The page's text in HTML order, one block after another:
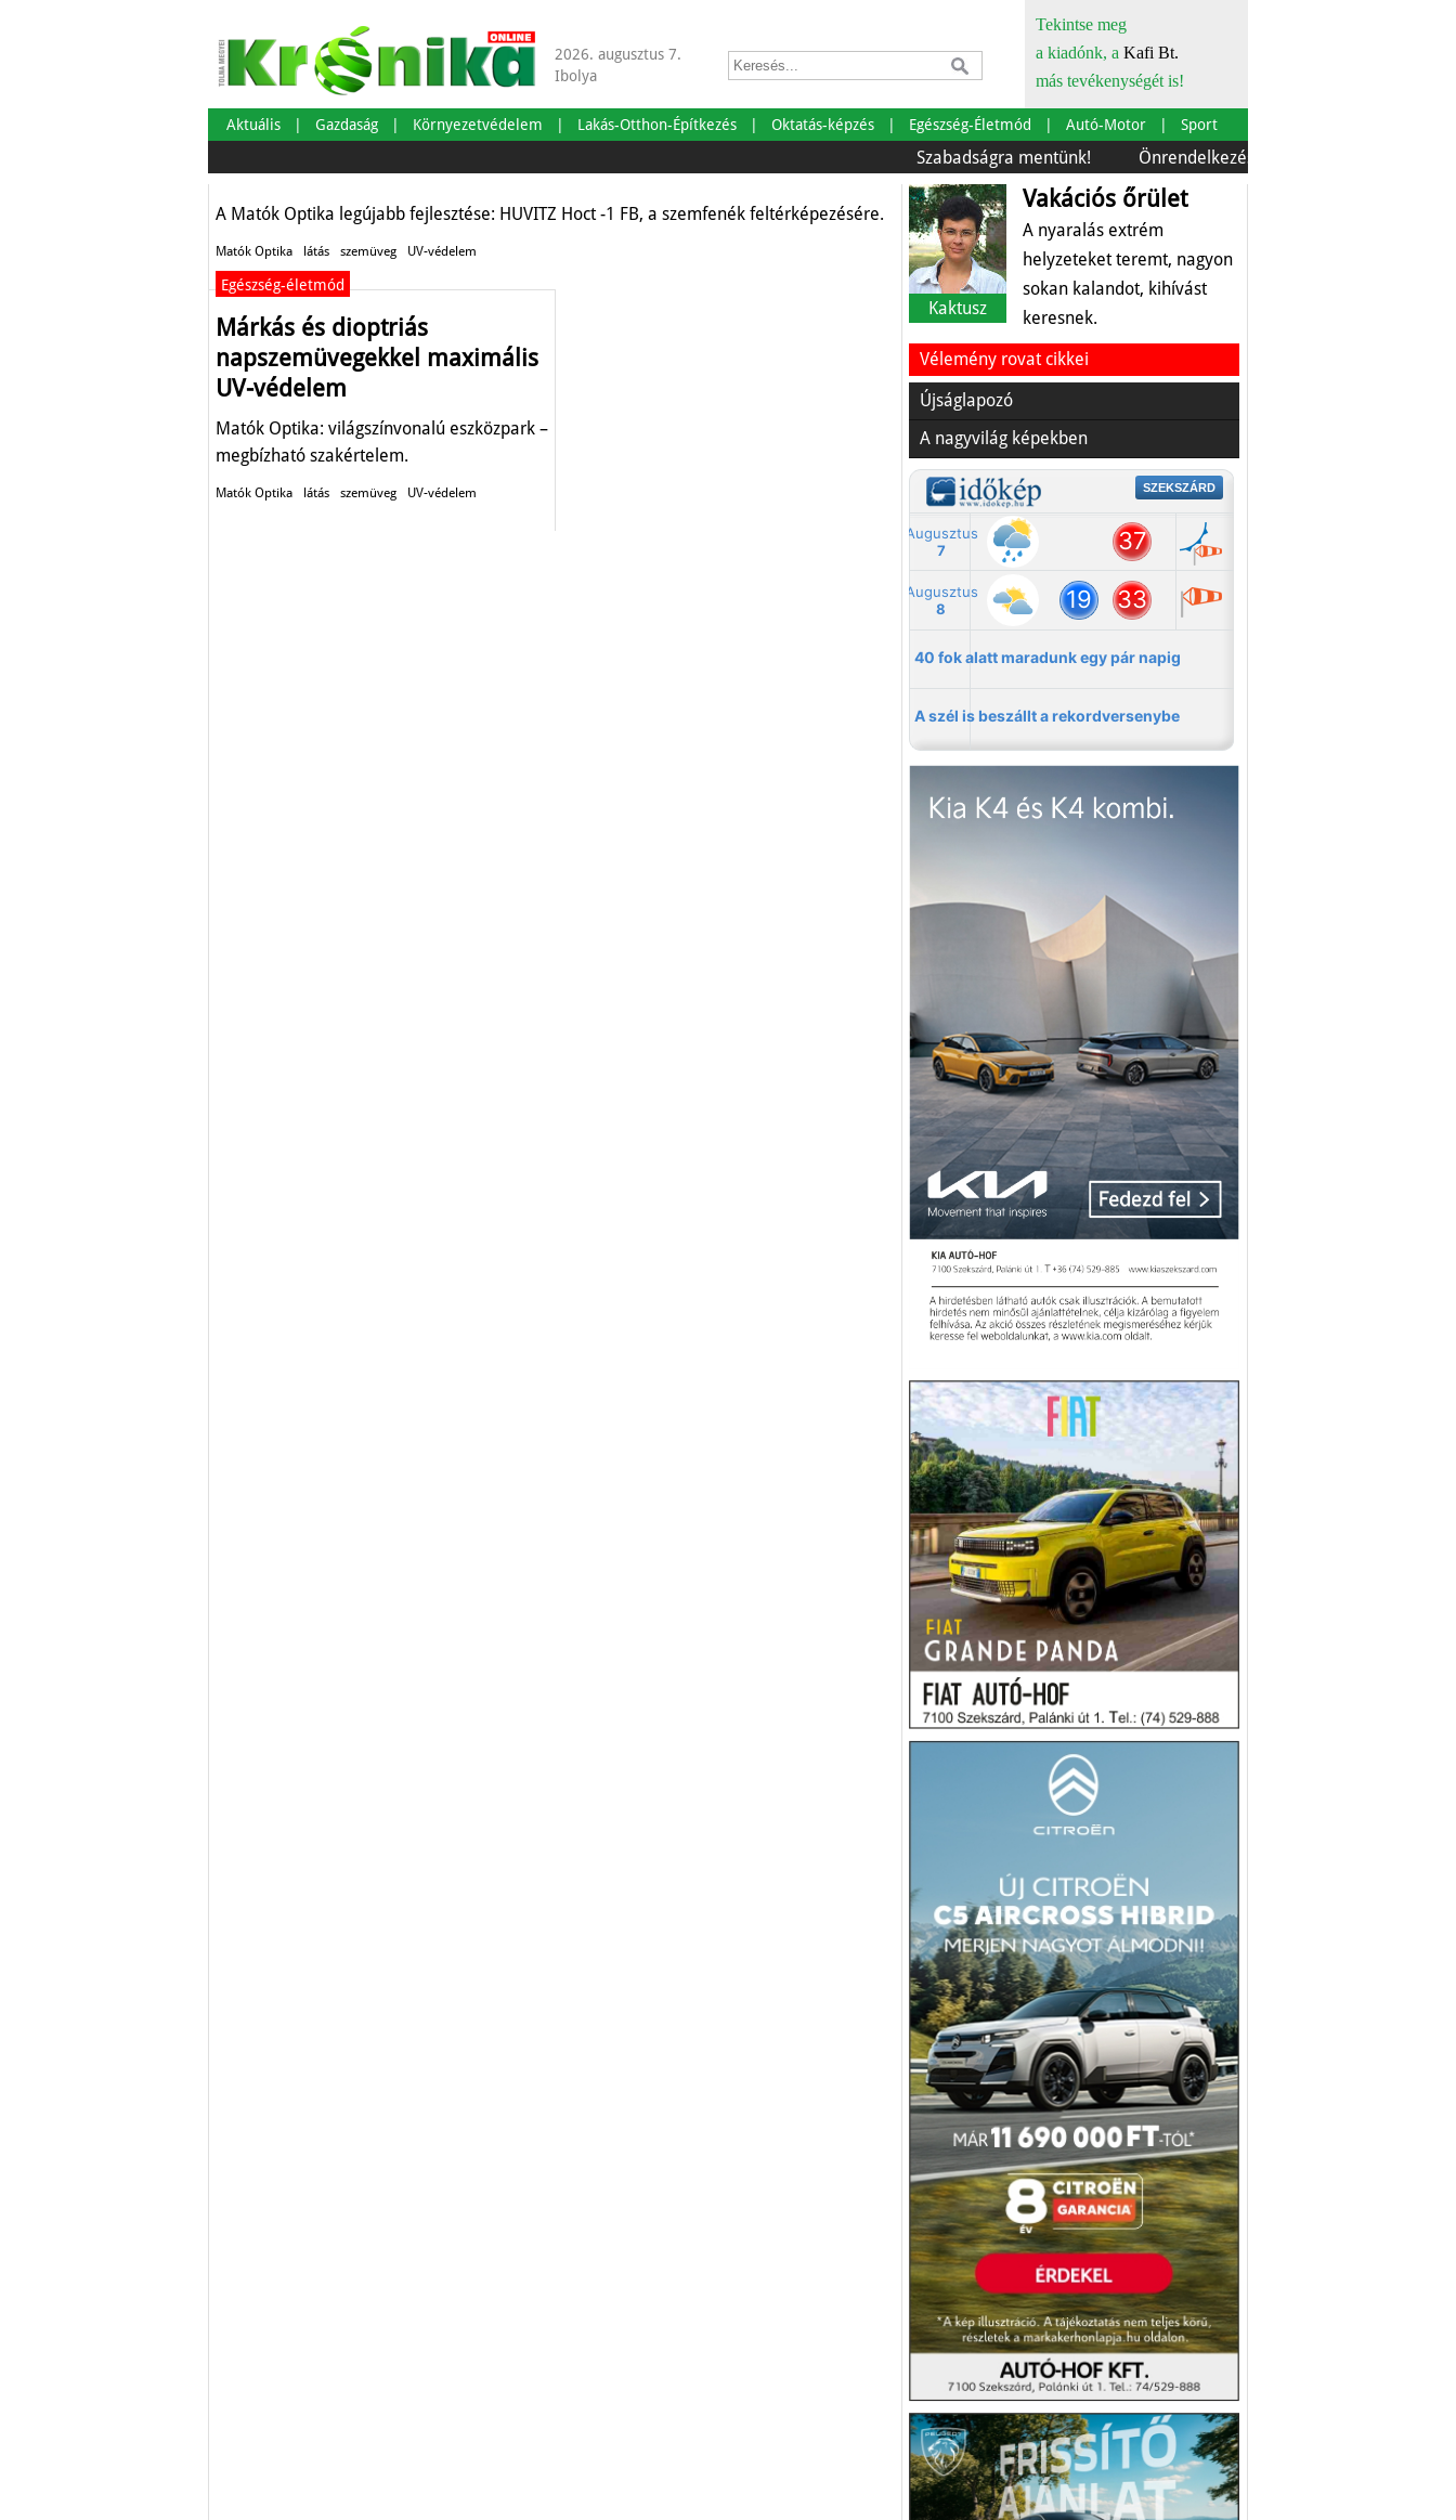
2026. augusztus 7.
Ibolya
Tekintse meg
a kiadónk, a Kafi Bt.
más tevékenységét is!
Aktuális Gazdaság Környezetvédelem Lakás-Otthon-Építkezés Oktatás-képzés Egészség-Életmód Autó-Motor Sport
Szabadságra mentünk! Önrendelkezés és szürkebarát
A napszemüveg több mint divat – védelem
az UV-sugárzás ellen
Egészség-életmód
A Matók Optika legújabb fejlesztése: HUVITZ Hoct -1 FB, a szemfenék feltérképezésére.
Matók Optika látás szemüveg UV-védelem
Egészség-életmód
Márkás és dioptriás
napszemüvegekkel maximális
UV-védelem
Matók Optika: világszínvonalú eszközpark –
megbízható szakértelem.
Matók Optika látás szemüveg UV-védelem
Kaktusz
Vakációs őrület
A nyaralás extrém
helyzeteket teremt, nagyon
sokan kalandot, kihívást
keresnek.
Vélemény rovat cikkei
Újságlapozó
A nagyvilág képekben